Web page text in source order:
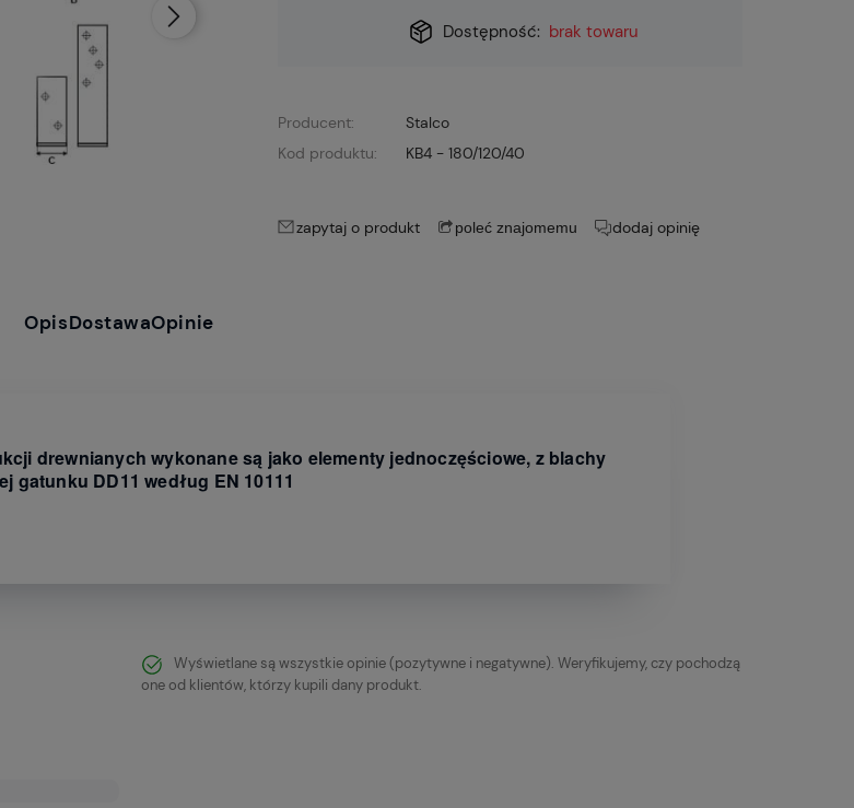
brak towaru Dostępność: brak towaru
Producent:
Stalco
Kod produktu:
KB4 - 180/120/40
zapytaj o produkt poleć znajomemu dodaj opinię
OpisDostawaOpinie
drewnianych wykonane są jako elementy jednoczęściowe, z blachy
gatunku DD11 według EN 10111
Wyświetlane są wszystkie opinie (pozytywne i negatywne). Weryfikujemy, czy pochodzą
one od klientów, którzy kupili dany produkt.